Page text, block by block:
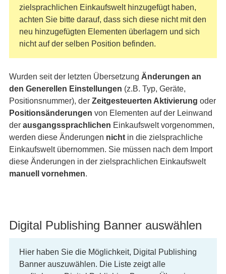
zielsprachlichen Einkaufswelt hinzugefügt haben,
achten Sie bitte darauf, dass sich diese nicht mit den
neu hinzugefügten Elementen überlagern und sich
nicht auf der selben Position befinden.
Wurden seit der letzten Übersetzung Änderungen an
den Generellen Einstellungen (z.B. Typ, Geräte,
Positionsnummer), der Zeitgesteuerten Aktivierung oder
Positionsänderungen von Elementen auf der Leinwand
der ausgangssprachlichen Einkaufswelt vorgenommen,
werden diese Änderungen nichtin die zielsprachliche
Einkaufswelt übernommen. Sie müssen nach dem Import
diese Änderungen in der zielsprachlichen Einkaufswelt
manuell vornehmen.
Digital Publishing Banner auswählen
Hier haben Sie die Möglichkeit, Digital Publishing
Banner auszuwählen. Die Liste zeigt alle